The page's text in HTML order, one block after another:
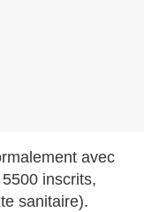
avec
inscrits,
sanitaire).